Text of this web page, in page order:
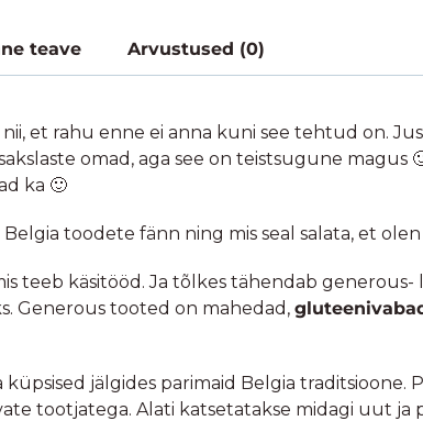
teave Arvustused (0)
et rahu enne ei anna kuni see tehtud on.
omad, aga see on teistsugune magus
ka 🙂
toodete fänn ning mis seal salata, et
teeb käsitööd. Ja tõlkes tähendab
Generous tooted on mahedad,
küpsised jälgides parimaid Belgia traditsioone.
tootjatega. Alati katsetatakse midagi uut ja